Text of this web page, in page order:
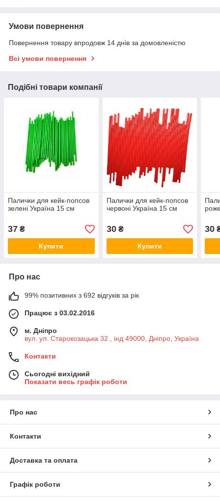
Умови повернення
Повернення товару впродовж 14 днів за домовленістю
Всі умови повернення
Подібні товари компанії
Палички для кейк-попсов
зелені Україна 15 см
37 ₴
Купити
Палички для кейк-попсов
червоні Україна 15 см
30₴
Купити
30
Про нас
99% позитивних з 692 відгуків за рік
Працює з 03.02.2016
м. Дніпро
вул. ул. Старокозацька 32 , інд 49000, Дніпро, Україна
Контакти
Сьогодні вихідний
Показати весь графік роботи
Про нас
Контакти
Доставка та оплата
Графік роботи